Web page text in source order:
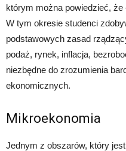
którym można powiedzieć,
W tym okresie studenci
podstawowych zasad
podaż, rynek, inflacja,
niezbędne do zrozumienia
ekonomicznych.
Mikroekonomia
Jednym z obszarów, który